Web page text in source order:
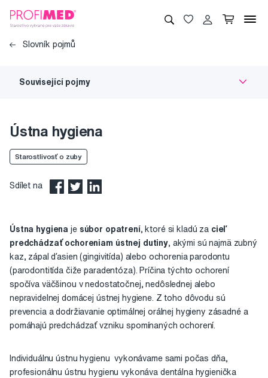
Slovník pojmů
Související pojmy
Ústna hygiena
Starostlivosť o zuby
Sdílet na
Ústna hygiena je súbor opatrení, ktoré si kladú za cieľ
predchádzať ochoreniam ústnej dutiny, akými sú najmä zubný
kaz, zápal ďasien (gingivitída) alebo ochorenia parodontu
(parodontitída čiže paradentóza). Príčina týchto ochorení
spočíva väčšinou v nedostatočnej, nedôslednej alebo
nepravidelnej domácej ústnej hygiene. Z toho dôvodu sú
prevencia a dodržiavanie optimálnej orálnej hygieny zásadné a
pomáhajú predchádzať vzniku spomínaných ochorení.
Individuálnu ústnu hygienu vykonávame sami počas dňa,
profesionálnu ústnu hygienu vykonáva dentálna hygienička